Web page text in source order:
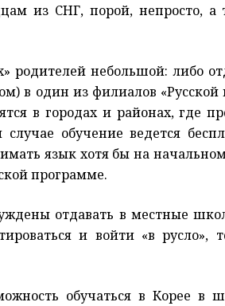
из СНГ, порой, непросто, а
родителей небольшой: либо
в один из филиалов
в городах и районах, где
обучение ведется
язык хотя бы на
программе.
отдавать в местные
и войти «в русло»,
обучаться в Корее в